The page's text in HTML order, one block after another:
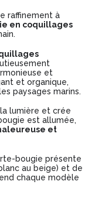
raffinement à
en coquillages
et
et organique,
paysages marins.
lumière et crée
est allumée,
et
bougie présente
au beige) et de
chaque modèle